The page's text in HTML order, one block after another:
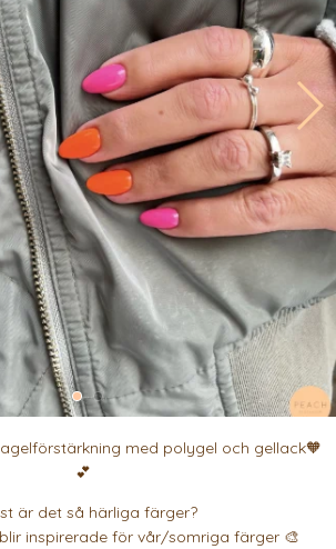
med polygel och gellack🧡
💕
är det så härliga färger?
inspirerade för vår/somriga färger 🎨